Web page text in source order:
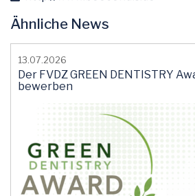
Ähnliche News
13.07.2026
Der FVDZ GREEN DENTISTRY
bewerben